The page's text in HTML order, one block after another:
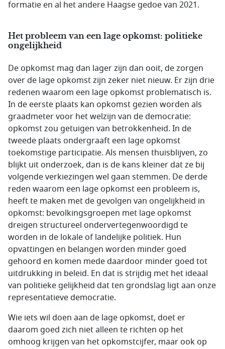
formatie en al het andere Haagse gedoe van 2021.
Het probleem van een lage opkomst: politieke
ongelijkheid
De opkomst mag dan lager zijn dan ooit, de zorgen
over de lage opkomst zijn zeker niet nieuw. Er zijn drie
redenen waarom een lage opkomst problematisch is.
In de eerste plaats kan opkomst gezien worden als
graadmeter voor het welzijn van de democratie:
opkomst zou getuigen van betrokkenheid. In de
tweede plaats ondergraaft een lage opkomst
toekomstige participatie. Als mensen thuisblijven, zo
blijkt uit onderzoek, dan is de kans kleiner dat ze bij
volgende verkiezingen wel gaan stemmen. De derde
reden waarom een lage opkomst een probleem is,
heeft te maken met de gevolgen van ongelijkheid in
opkomst: bevolkingsgroepen met lage opkomst
dreigen structureel ondervertegenwoordigd te
worden in de lokale of landelijke politiek. Hun
opvattingen en belangen worden minder goed
gehoord en komen mede daardoor minder goed tot
uitdrukking in beleid. En dat is strijdig met het ideaal
van politieke gelijkheid dat ten grondslag ligt aan onze
representatieve democratie.
Wie iets wil doen aan de lage opkomst, doet er
daarom goed zich niet alleen te richten op het
omhoog krijgen van het opkomstcijfer, maar ook op